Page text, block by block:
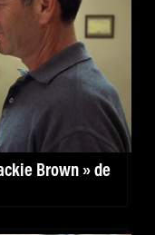
Brown » de